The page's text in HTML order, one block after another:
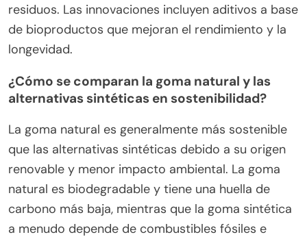
residuos. Las innovaciones incluyen aditivos a base
de bioproductos que mejoran el rendimiento y la
longevidad.
¿Cómo se comparan la goma natural y las
alternativas sintéticas en sostenibilidad?
La goma natural es generalmente más sostenible
que las alternativas sintéticas debido a su origen
renovable y menor impacto ambiental. La goma
natural es biodegradable y tiene una huella de
carbono más baja, mientras que la goma sintética
a menudo depende de combustibles fósiles e